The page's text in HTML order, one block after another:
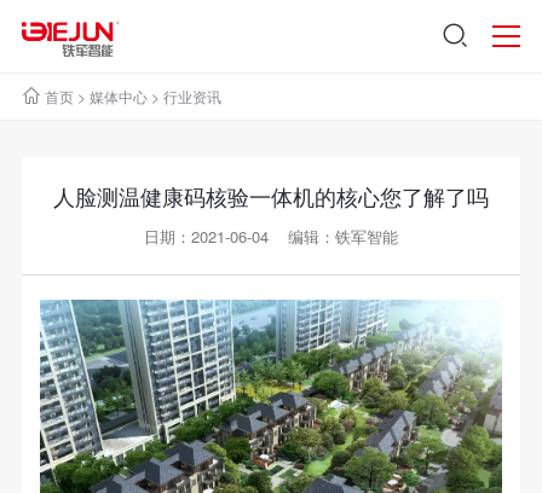
首页> 媒体中心> 行业资讯
人脸测温健康码核验一体机的核心您了解了吗
日期：2021-06-04 编辑：铁军智能